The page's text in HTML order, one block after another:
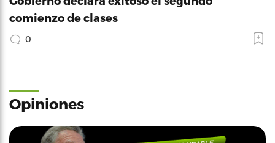
comienzo de clases
0
Opiniones